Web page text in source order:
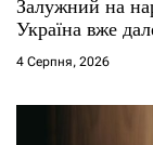
Залужний на
Україна вже
4 Серпня, 2026